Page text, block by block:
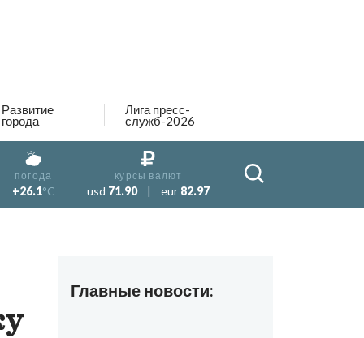
Развитие
города
Лига пресс-
служб-2026
погода
+26.1°C
курсы валют
usd 71.90 | eur 82.97
Главные новости: